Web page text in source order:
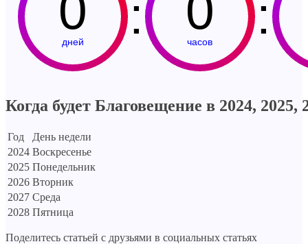
дней : часов :
Когда будет Благовещение в 2024, 2025,
Год
День недели
2024 Воскресенье
2025 Понедельник
2026 Вторник
2027 Среда
2028 Пятница
Поделитесь статьей с друзьями в социальных статьях